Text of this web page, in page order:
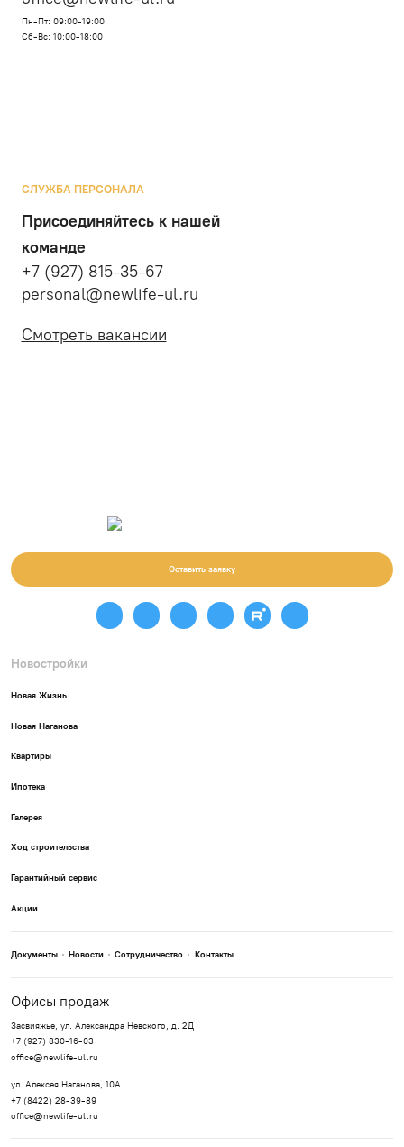
Пн-Пт: 09:00-19:00
Сб-Вс: 10:00-18:00
СЛУЖБА ПЕРСОНАЛА
Присоединяйтесь к нашей
команде
+7 (927) 815-35-67
personal@newlife-ul.ru
Смотреть вакансии
Новостройки
Новая Жизнь
Новая Наганова
Квартиры
Ипотека
Галерея
Ход строительства
Гарантийный сервис
Акции
Документы Новости Сотрудничество Контакты
Оставить заявку
Офисы продаж
Засвияжье, ул. Александра Невского, д. 2Д
+7 (927) 830-16-03
office@newlife-ul.ru
ул. Алексея Наганова, 10А
+7 (8422) 28-39-89
office@newlife-ul.ru